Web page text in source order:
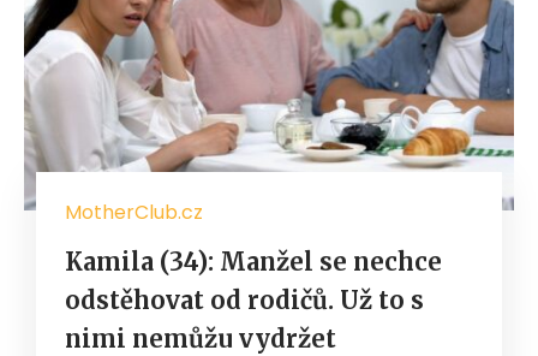
MotherClub.cz
Kamila (34): Manžel se nechce
odstěhovat od rodičů. Už to s
nimi nemůžu vydržet